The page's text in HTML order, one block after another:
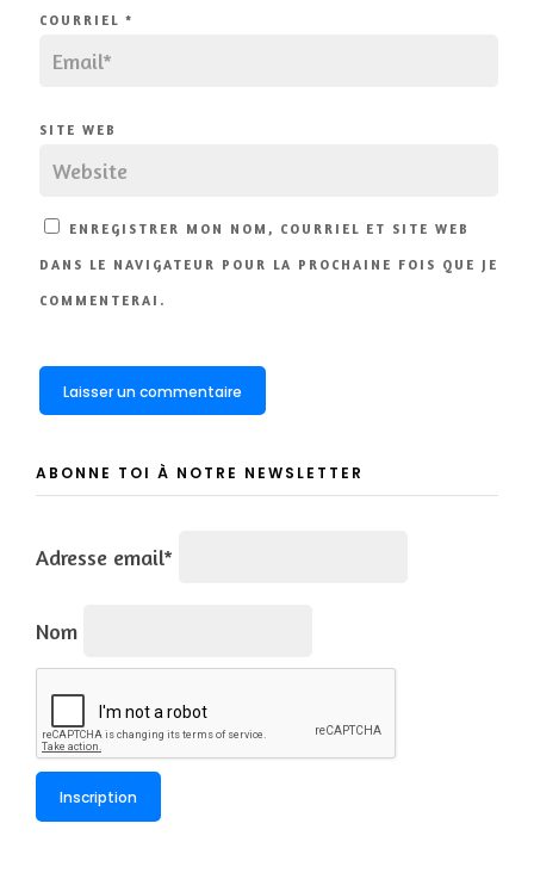
COURRIEL *
SITE WEB
ENREGISTRER MON NOM, COURRIEL ET SITE WEB
DANS LE NAVIGATEUR POUR LA PROCHAINE FOIS QUE JE
COMMENTERAI.
ABONNE TOI À NOTRE NEWSLETTER
Adresse email*
Nom